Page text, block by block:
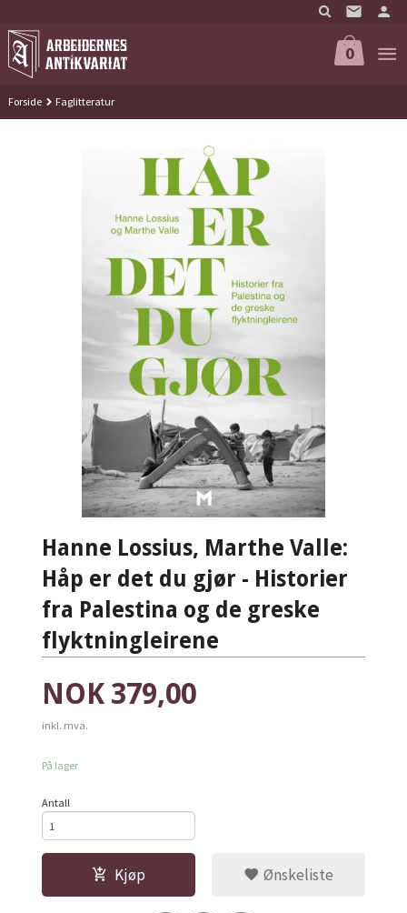
til
innholdet
0
Forside Faglitteratur
Hanne Lossius, Marthe Valle:
Håp er det du gjør - Historier
fra Palestina og de greske
flyktningleirene
Pris
NOK 379,00
inkl. mva.
På lager
Antall
Kjøp Ønskeliste